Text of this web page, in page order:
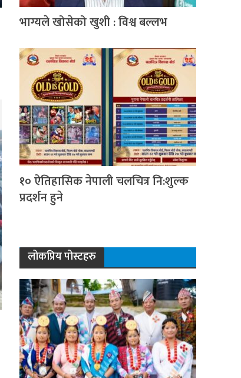
भाग्यले खोसेको खुशी : विश्व बल्लभ
१० ऐतिहासिक नेपाली चलचित्र नि:शुल्क
प्रदर्शन हुने
लोकप्रिय पोस्टहरु